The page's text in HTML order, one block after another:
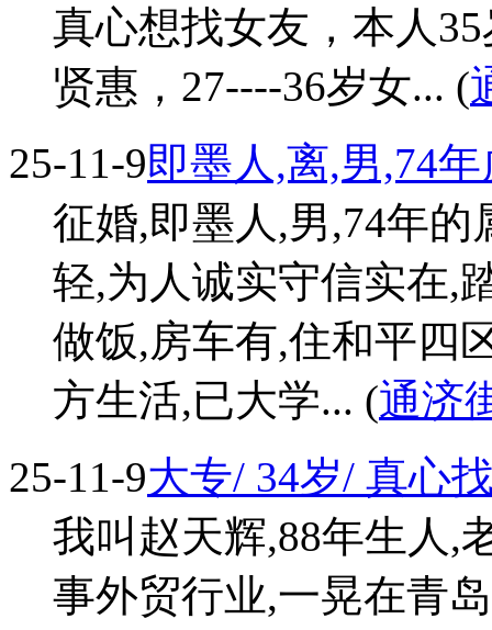
真心想找女友，本人
贤惠，27----36岁女... (
25-11-9即墨人,离,男,74
征婚,即墨人,男,74年的
轻,为人诚实守信实在,
做饭,房车有,住和平四
方生活,已大学... (通济
25-11-9大专/ 34岁/ 真心
我叫赵天辉,88年生人,
事外贸行业,一晃在青